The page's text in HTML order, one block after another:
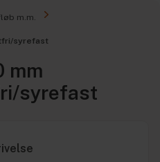
m.m.
syrefast
mm
syrefast